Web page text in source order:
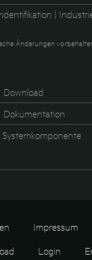
|
Änderungen
Download
Dokumentation
Systemkomponente
Impressum
Login